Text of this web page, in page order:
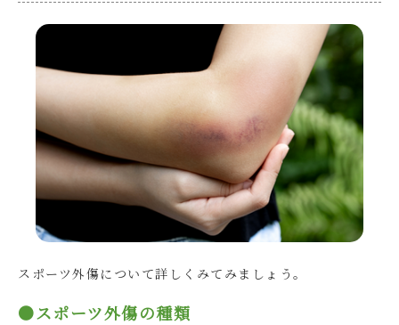
スポーツ外傷について詳しくみてみましょう。
●スポーツ外傷の種類